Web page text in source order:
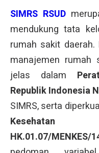
SIMRS RSUD
mendukung tata
rumah sakit
manajemen
jelas dalam
Republik Indonesia
SIMRS, serta
HK.01.07/MENKES/